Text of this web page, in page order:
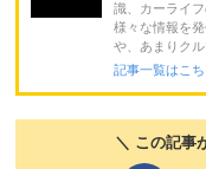
識、カーライ
様々な情報を
や、あまりクル
記事一覧はこ
＼ この記事